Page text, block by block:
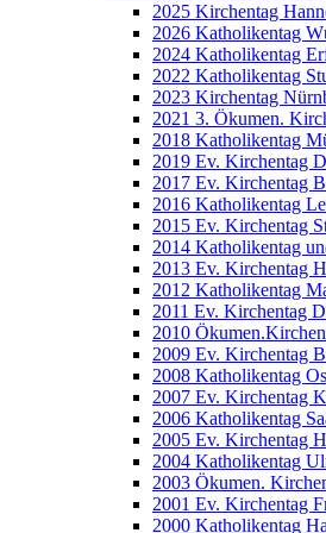
2025 Kirchentag
2026 Katholikentag
2024 Katholikentag
2022 Katholikentag
2023 Kirchentag
2021 3. Ökumen.
2018 Katholikentag
2019 Ev. Kirchentag
2017 Ev. Kirchentag
2016 Katholikentag
2015 Ev. Kirchentag
2014 Katholikentag
2013 Ev. Kirchentag
2012 Katholikentag
2011 Ev. Kirchentag
2010
2009 Ev. Kirchentag
2008 Katholikentag
2007 Ev. Kirchentag
2006 Katholikentag
2005 Ev. Kirchentag
2004 Katholikentag
2003 Ökumen.
2001 Ev. Kirchentag
2000 Katholikentag